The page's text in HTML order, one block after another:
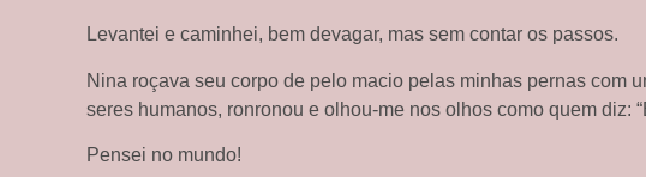
Levantei e caminhei, bem devagar, mas sem contar os passos.
Nina roçava seu corpo de pelo macio pelas minhas pernas com
seres humanos, ronronou e olhou-me nos olhos como quem diz:
Pensei no mundo!